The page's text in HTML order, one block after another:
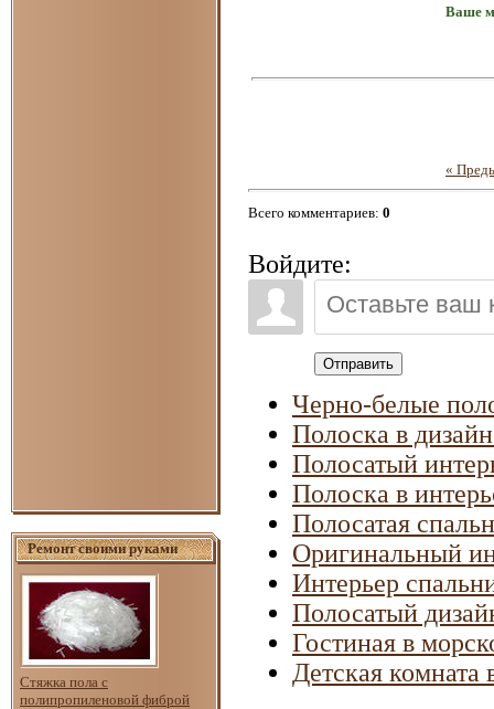
Ремонт своими руками
Стяжка пола с
полипропиленовой фиброй
Ваше
«
Всего комментариев: 0
Войдите:
Отправить
Черно-белые
Полоска в
Полосатый
Полоска в
Полосатая
Оригинальный
Интерьер
Полосатый
Гостиная в
Детская комната